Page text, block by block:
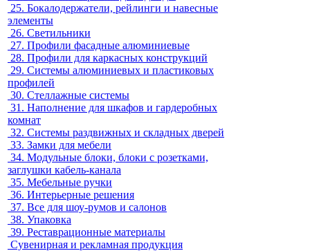
25. Бокалодержатели, рейлинги и навесные
элементы
26. Светильники
27. Профили фасадные алюминиевые
28. Профили для каркасных конструкций
29. Системы алюминиевых и пластиковых
профилей
30. Стеллажные системы
31. Наполнение для шкафов и гардеробных
комнат
32. Системы раздвижных и складных дверей
33. Замки для мебели
34. Модульные блоки, блоки с розетками,
заглушки кабель-канала
35. Мебельные ручки
36. Интерьерные решения
37. Все для шоу-румов и салонов
38. Упаковка
39. Реставрационные материалы
Сувенирная и рекламная продукция